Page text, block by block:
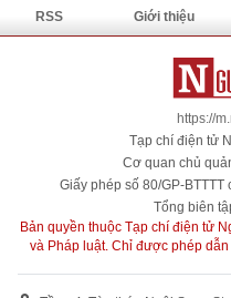
RSS Giới thiệu
https://
Tạp chí điện tử
Cơ quan chủ
Giấy phép số 80/GP-
Tổng biên
Bản quyền thuộc Tạp chí điện tử
và Pháp luật. Chỉ được phép